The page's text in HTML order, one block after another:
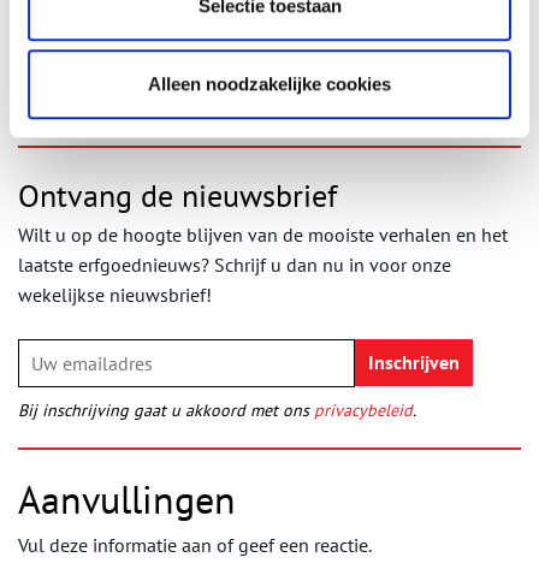
Selectie toestaan
Alleen noodzakelijke cookies
Ronald Voortman (Donkey Books)
Publicatiedatum: 03/07/2025
Ontvang de nieuwsbrief
Wilt u op de hoogte blijven van de mooiste verhalen en het
laatste erfgoednieuws? Schrijf u dan nu in voor onze
wekelijkse nieuwsbrief!
Bij inschrijving gaat u akkoord met ons privacybeleid.
Aanvullingen
Vul deze informatie aan of geef een reactie.